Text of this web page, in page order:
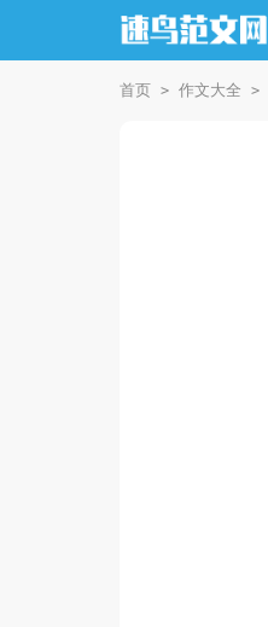
首页 > 作文大全 >